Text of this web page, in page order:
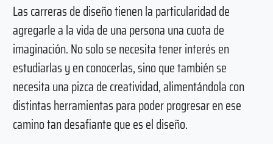
Las carreras de diseño tienen la particularidad de
agregarle a la vida de una persona una cuota de
imaginación. No solo se necesita tener interés en
estudiarlas y en conocerlas, sino que también se
necesita una pizca de creatividad, alimentándola con
distintas herramientas para poder progresar en ese
camino tan desafiante que es el diseño.